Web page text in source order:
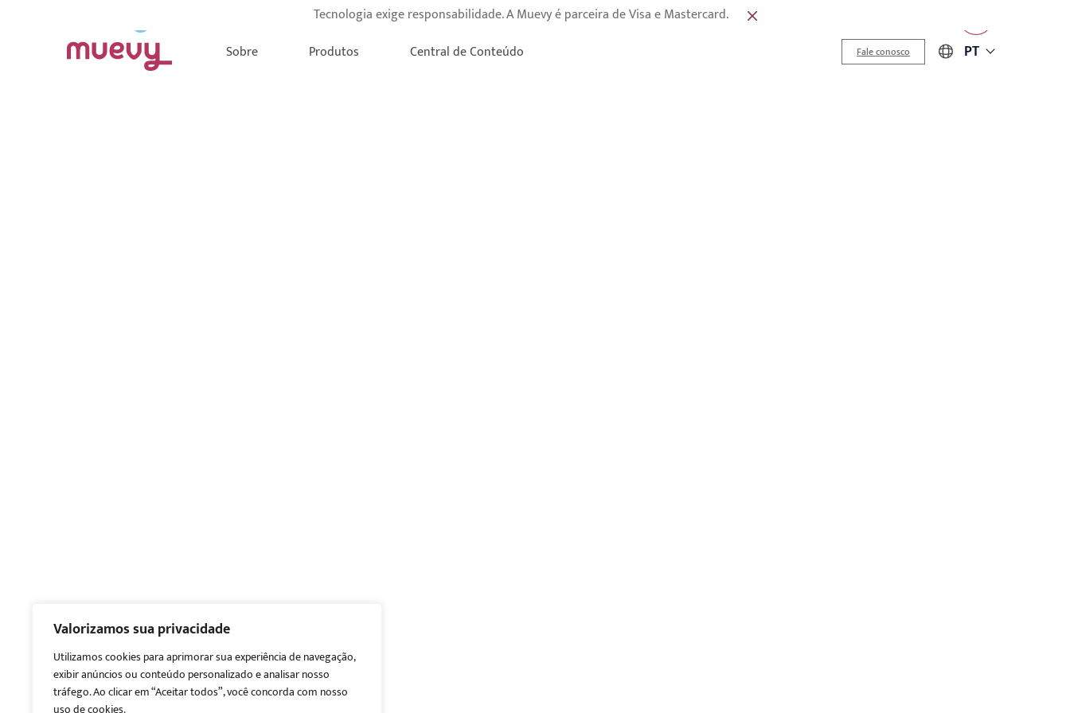
Valorizamos sua privacidade
Utilizamos cookies para aprimorar sua experiência de navegação,
exibir anúncios ou conteúdo personalizado e analisar nosso
tráfego. Ao clicar em “Aceitar todos”, você concorda com nosso
Tecnologia exige responsabilidade. A Muevy é parceira de Visa e Mastercard.
Sobre
Produtos Central de Conteúdo Fale conosco PT
© 2026 Muevy. Política de privacidade